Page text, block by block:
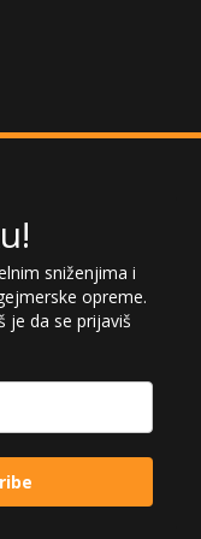
sniženjima i
opreme.
je da se prijaviš